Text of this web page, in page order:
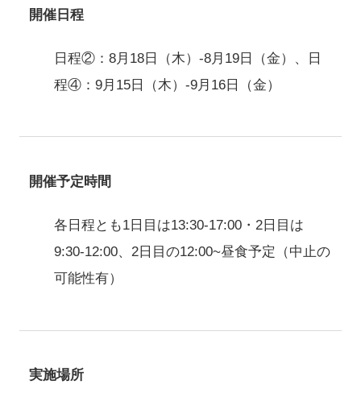
開催日程
日程②：8月18日（木）-8月19日（金）、日
程④：9月15日（木）-9月16日（金）
開催予定時間
各日程とも1日目は13:30-17:00・2日目は
9:30-12:00、2日目の12:00~昼食予定（中止の
可能性有）
実施場所